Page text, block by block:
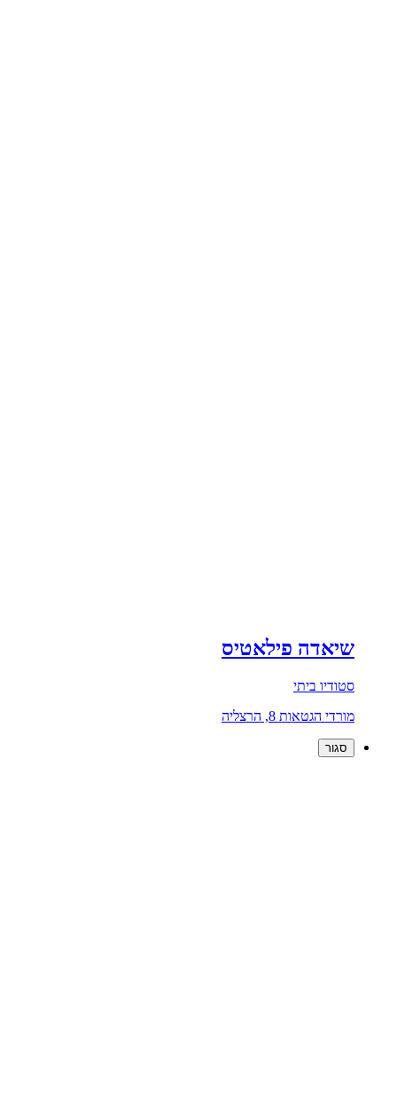
שיאדה פילאטיס
סטודיו ביתי
מורדי הגטאות 8, הרצליה
סגור